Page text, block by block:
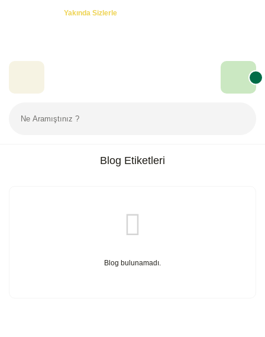
Yakında Sizlerle
Blog Etiketleri
Blog bulunamadı.